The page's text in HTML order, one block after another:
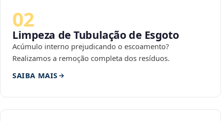
02
Limpeza de Tubulação de Esgoto
Acúmulo interno prejudicando o escoamento?
Realizamos a remoção completa dos resíduos.
SAIBA MAIS